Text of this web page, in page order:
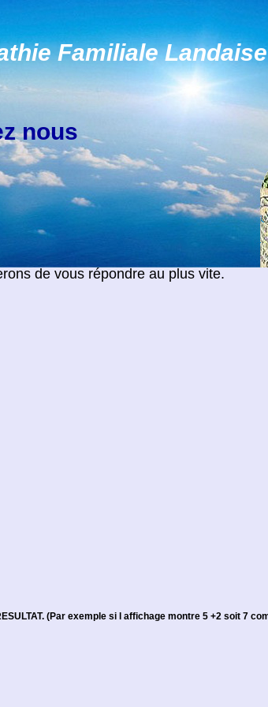
Familiale Landaise
nous
de vous répondre au plus vite.